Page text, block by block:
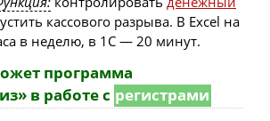
кассового разрыва. В Excel на
в неделю, в 1С — 20 минут.
программа
в работе с регистрами